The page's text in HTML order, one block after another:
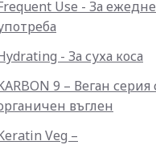
Use - За
- За суха коса
9 – Веган серия
въглен
Veg –